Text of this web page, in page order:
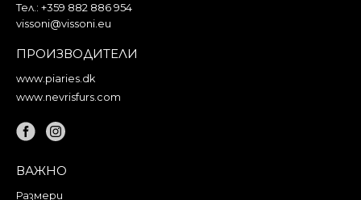
Тел.: +359 882 886 954
vissoni@vissoni.eu
ПРОИЗВОДИТЕЛИ
www.piaries.dk
www.nevrisfurs.com
ВАЖНО
Размери